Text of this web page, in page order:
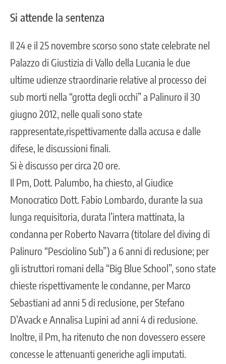
Si attende la sentenza
Il 24 e il 25 novembre scorso sono state celebrate nel
Palazzo di Giustizia di Vallo della Lucania le due
ultime udienze straordinarie relative al processo dei
sub morti nella “grotta degli occhi” a Palinuro il 30
giugno 2012, nelle quali sono state
rappresentate,rispettivamente dalla accusa e dalle
difese, le discussioni finali.
Si è discusso per circa 20 ore.
Il Pm, Dott. Palumbo, ha chiesto, al Giudice
Monocratico Dott. Fabio Lombardo, durante la sua
lunga requisitoria, durata l’intera mattinata, la
condanna per Roberto Navarra (titolare del diving di
Palinuro “Pesciolino Sub”) a 6 anni di reclusione; per
gli istruttori romani della “Big Blue School”, sono state
chieste rispettivamente le condanne, per Marco
Sebastiani ad anni 5 di reclusione, per Stefano
D’Avack e Annalisa Lupini ad anni 4 di reclusione.
Inoltre, il Pm, ha ritenuto che non dovessero essere
concesse le attenuanti generiche agli imputati.